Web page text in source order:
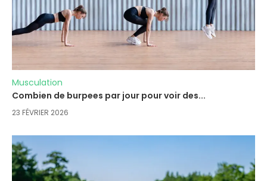
Musculation
Combien de burpees par jour pour voir des...
23 FÉVRIER 2026